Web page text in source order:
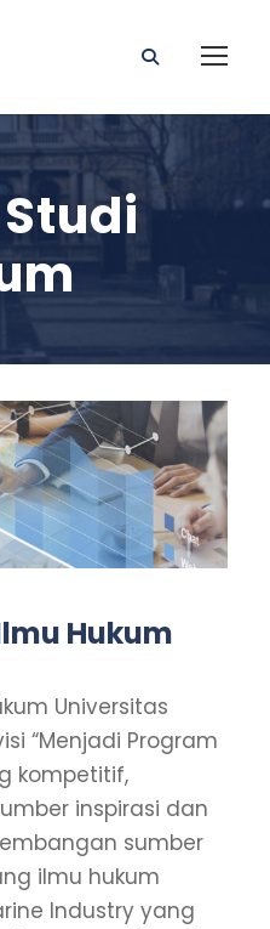
Hukum
Universitas
“Menjadi Program
kompetitif,
inspirasi dan
sumber
ilmu hukum
Industry yang